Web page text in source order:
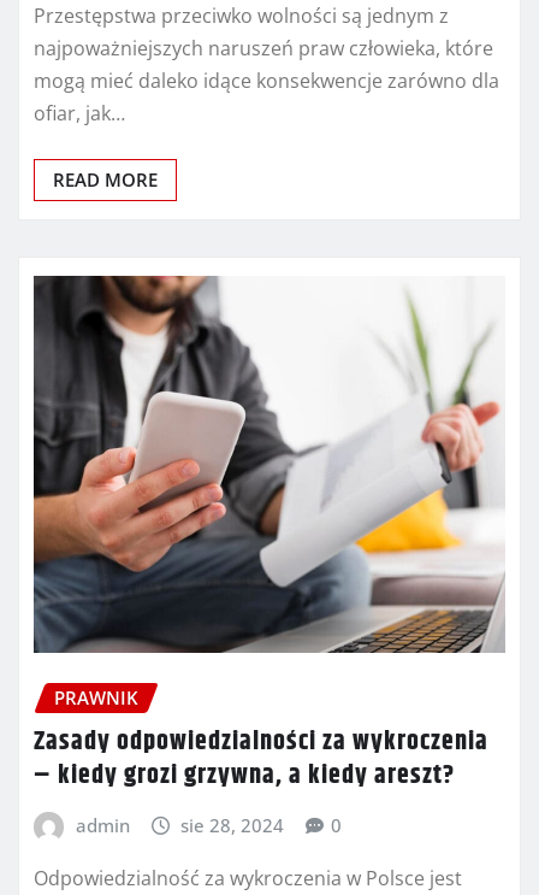
Przestępstwa przeciwko wolności są jednym z
najpoważniejszych naruszeń praw człowieka, które
mogą mieć daleko idące konsekwencje zarówno dla
ofiar, jak…
READ MORE
PRAWNIK
Zasady odpowiedzialności za wykroczenia
– kiedy grozi grzywna, a kiedy areszt?
admin sie 28, 2024 0
Odpowiedzialność za wykroczenia w Polsce jest